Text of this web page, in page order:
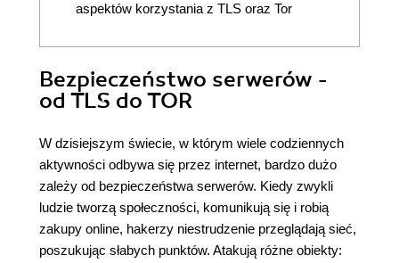
aspektów korzystania z TLS oraz Tor
Bezpieczeństwo serwerów -
od TLS do TOR
W dzisiejszym świecie, w którym wiele codziennych
aktywności odbywa się przez internet, bardzo dużo
zależy od bezpieczeństwa serwerów. Kiedy zwykli
ludzie tworzą społeczności, komunikują się i robią
zakupy online, hakerzy niestrudzenie przeglądają sieć,
poszukując słabych punktów. Atakują różne obiekty: